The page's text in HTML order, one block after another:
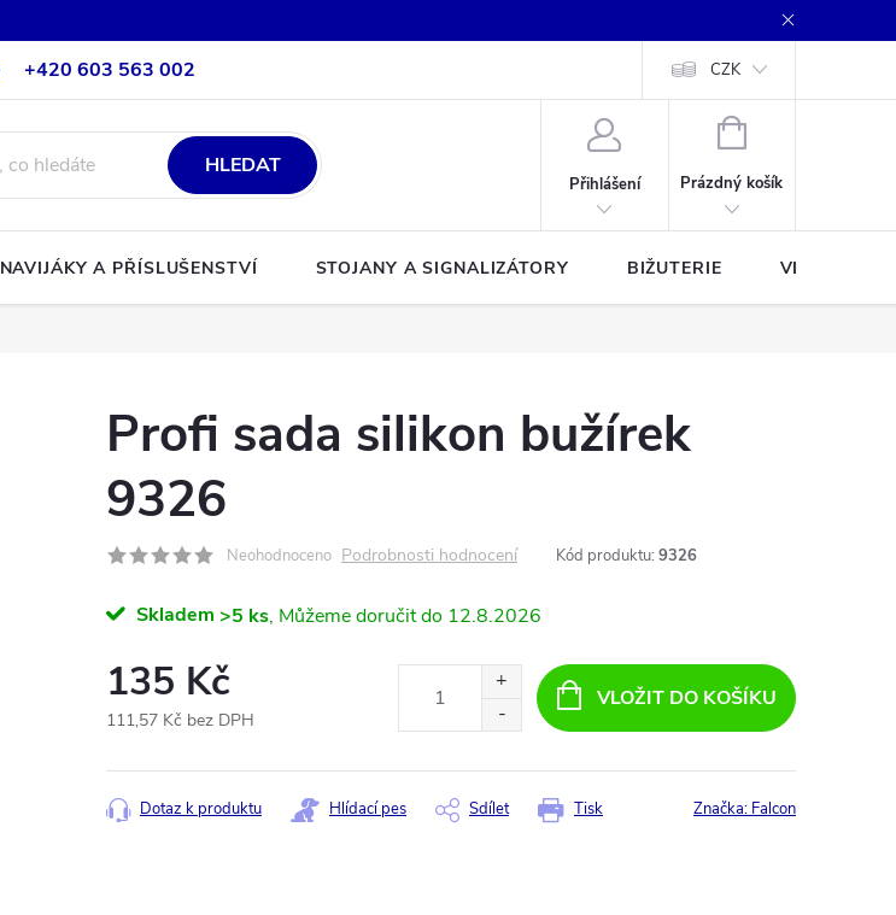
+420 603 563 002 CZK
HLEDAT
Přihlášení
NÁKUPNÍ
Prázdný košík
NAVIJÁKY A PŘÍSLUŠENSTVÍ STOJANY A SIGNALIZÁTORY BIŽUTERIE VLASCE A
Profi sada silikon bužírek
9326
Neohodnoceno Podrobnosti hodnocení Kód produktu: 9326
Skladem >5 ks 12.8.2026
135 Kč
111,57 Kč bez DPH
cena:
VLOŽIT DO KOŠÍKU
Tisk
Dotaz k produktu Hlídací pes Sdílet Značka: Falcon